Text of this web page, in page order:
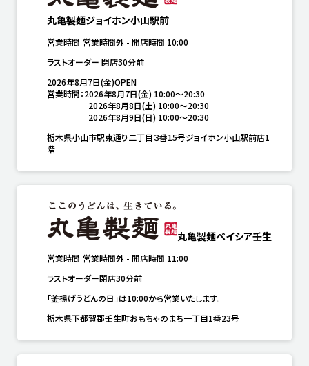
丸亀製麺ジョイホン小山駅前
営業時間 営業時間外 - 開店時間 10:00
ラストオーダー 閉店30分前
2026年8月7日(金)OPEN
営業時間：2026年8月7日(金) 10:00～20:30
2026年8月8日(土) 10:00～20:30
2026年8月9日(日) 10:00～20:30
栃木県小山市駅東通り二丁目３番15号ジョイホン小山駅前店1
階
丸亀製麺ベイシア壬生
営業時間 営業時間外 - 開店時間 11:00
ラストオーダー閉店30分前
「釜揚げうどんの日」は10:00から営業いたします。
栃木県下都賀郡壬生町おもちゃのまち一丁目1番23号